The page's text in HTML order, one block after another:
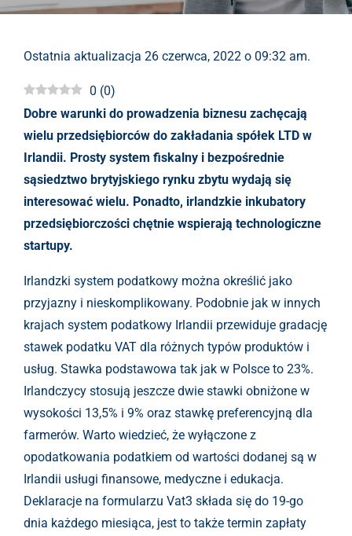
Ostatnia aktualizacja 26 czerwca, 2022 o 09:32 am.
0 (0)
Dobre warunki do prowadzenia biznesu zachęcają
wielu przedsiębiorców do zakładania spółek LTD w
Irlandii. Prosty system fiskalny i bezpośrednie
sąsiedztwo brytyjskiego rynku zbytu wydają się
interesować wielu. Ponadto, irlandzkie inkubatory
przedsiębiorczości chętnie wspierają technologiczne
startupy.
Irlandzki system podatkowy można określić jako
przyjazny i nieskomplikowany. Podobnie jak w innych
krajach system podatkowy Irlandii przewiduje gradację
stawek podatku VAT dla różnych typów produktów i
usług. Stawka podstawowa tak jak w Polsce to 23%.
Irlandczycy stosują jeszcze dwie stawki obniżone w
wysokości 13,5% i 9% oraz stawkę preferencyjną dla
farmerów. Warto wiedzieć, że wyłączone z
opodatkowania podatkiem od wartości dodanej są w
Irlandii usługi finansowe, medyczne i edukacja.
Deklaracje na formularzu Vat3 składa się do 19-go
dnia każdego miesiąca, jest to także termin zapłaty